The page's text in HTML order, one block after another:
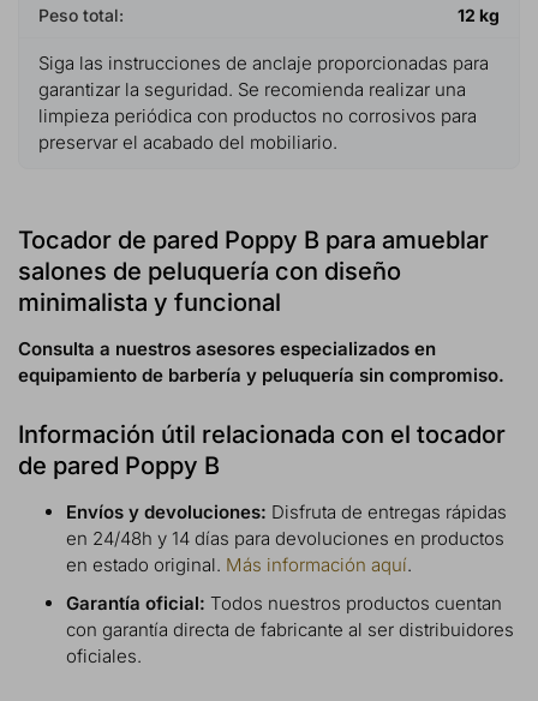
Peso total: 12 kg
Siga las instrucciones de anclaje proporcionadas para
garantizar la seguridad. Se recomienda realizar una
limpieza periódica con productos no corrosivos para
preservar el acabado del mobiliario.
Tocador de pared Poppy B para amueblar
salones de peluquería con diseño
minimalista y funcional
Consulta a nuestros asesores especializados en
equipamiento de barbería y peluquería sin compromiso.
Información útil relacionada con el tocador
de pared Poppy B
Envíos y devoluciones: Disfruta de entregas rápidas
en 24/48h y 14 días para devoluciones en productos
en estado original. Más información aquí.
Garantía oficial: Todos nuestros productos cuentan
con garantía directa de fabricante al ser distribuidores
oficiales.